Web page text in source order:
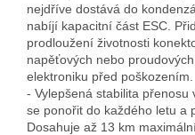
nejdříve dostává do
nabíjí kapacitní část ESC.
prodloužení životnosti
napěťových nebo
elektroniku před poškozením.
- Vylepšená stabilita
se ponořit do každého letu a
Dosahuje až 13 km